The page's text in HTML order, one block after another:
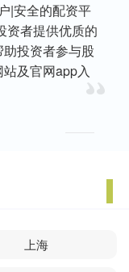
|安全的配资平
资者提供优质的
投资者参与股
及官网app入
上海